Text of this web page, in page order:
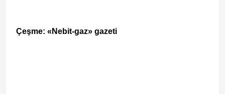
Çeşme: «Nebit-gaz» gazeti